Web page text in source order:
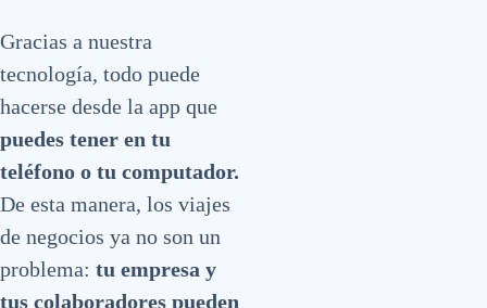
Gracias a nuestra
tecnología, todo puede
hacerse desde la app que
puedes tener en tu
teléfono o tu computador.
De esta manera, los viajes
de negocios ya no son un
problema: tu empresa y
tus colaboradores pueden